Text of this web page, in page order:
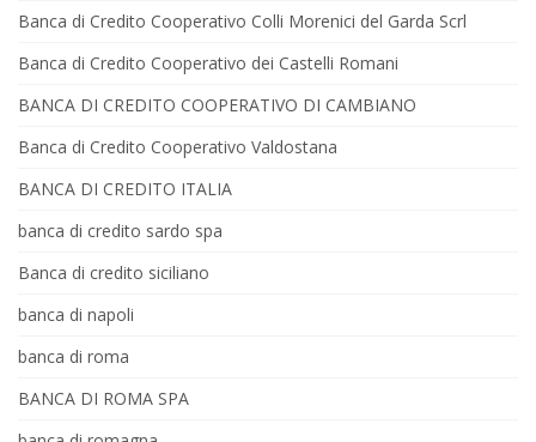
Banca di Credito Cooperativo Colli Morenici del Garda Scrl
Banca di Credito Cooperativo dei Castelli Romani
BANCA DI CREDITO COOPERATIVO DI CAMBIANO
Banca di Credito Cooperativo Valdostana
BANCA DI CREDITO ITALIA
banca di credito sardo spa
Banca di credito siciliano
banca di napoli
banca di roma
BANCA DI ROMA SPA